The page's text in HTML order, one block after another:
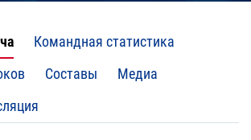
Командная статистика
Составы
Медиа